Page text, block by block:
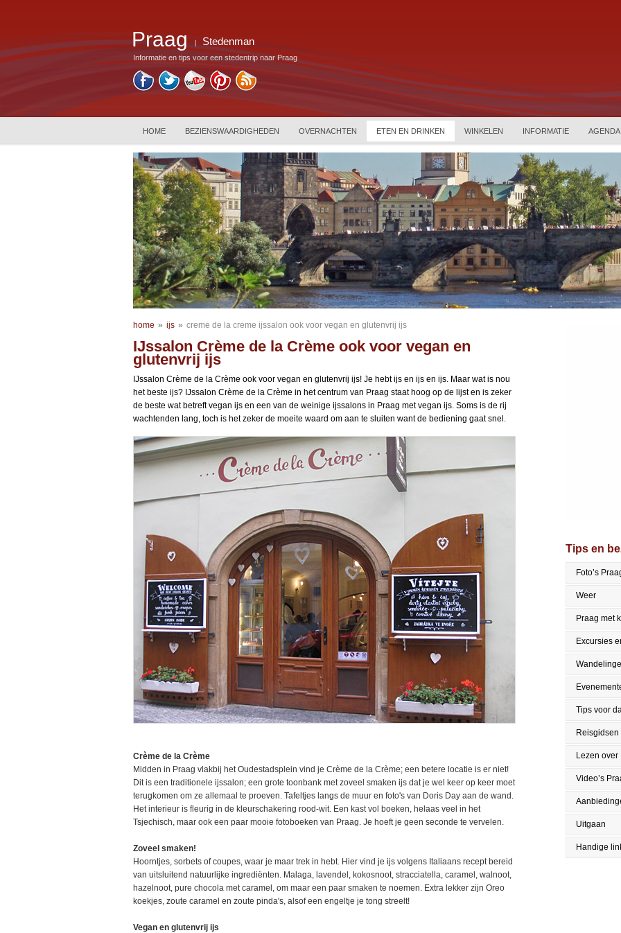
Praag Stedenman
Informatie en tips voor een stedentrip naar Praag
HOME BEZIENSWAARDIGHEDEN OVERNACHTEN ETEN EN DRINKEN WINKELEN INFORMATIE AGENDA
home » ijs » creme de la creme ijssalon ook voor vegan en glutenvrij ijs
IJssalon Crème de la Crème ook voor vegan en
glutenvrij ijs
IJssalon Crème de la Crème ook voor vegan en glutenvrij ijs! Je hebt ijs en ijs en ijs. Maar wat is nou
het beste ijs? IJssalon Crème de la Crème in het centrum van Praag staat hoog op de lijst en is zeker
de beste wat betreft vegan ijs en een van de weinige ijssalons in Praag met vegan ijs. Soms is de rij
wachtenden lang, toch is het zeker de moeite waard om aan te sluiten want de bediening gaat snel.
Crème de la Crème
Midden in Praag vlakbij het Oudestadsplein vind je Crème de la Crème; een betere locatie is er niet!
Dit is een traditionele ijssalon; een grote toonbank met zoveel smaken ijs dat je wel keer op keer moet
terugkomen om ze allemaal te proeven. Tafeltjes langs de muur en foto's van Doris Day aan de wand.
Het interieur is fleurig in de kleurschakering rood-wit. Een kast vol boeken, helaas veel in het
Tsjechisch, maar ook een paar mooie fotoboeken van Praag. Je hoeft je geen seconde te vervelen.
Zoveel smaken!
Hoorntjes, sorbets of coupes, waar je maar trek in hebt. Hier vind je ijs volgens Italiaans recept bereid
van uitsluitend natuurlijke ingrediënten. Malaga, lavendel, kokosnoot, stracciatella, caramel, walnoot,
hazelnoot, pure chocola met caramel, om maar een paar smaken te noemen. Extra lekker zijn Oreo
koekjes, zoute caramel en zoute pinda's, alsof een engeltje je tong streelt!
Vegan en glutenvrij ijs
Tips en
Foto’s
Weer
Praag met
Excursies
Tips voor
Reisgidsen
Lezen over
Video’s
Uitgaan
Handige